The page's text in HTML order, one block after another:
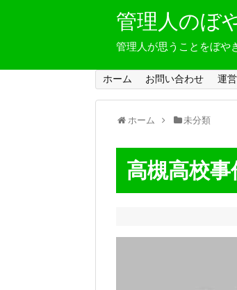
管理人のぼ
管理人が思うことをぼや
ホーム お問い合わせ 運
ホーム 未分類
高槻高校事